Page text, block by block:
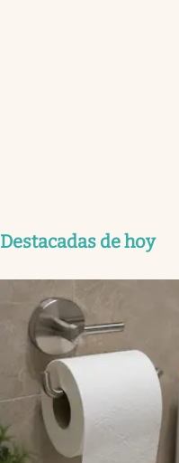
Destacadas de hoy